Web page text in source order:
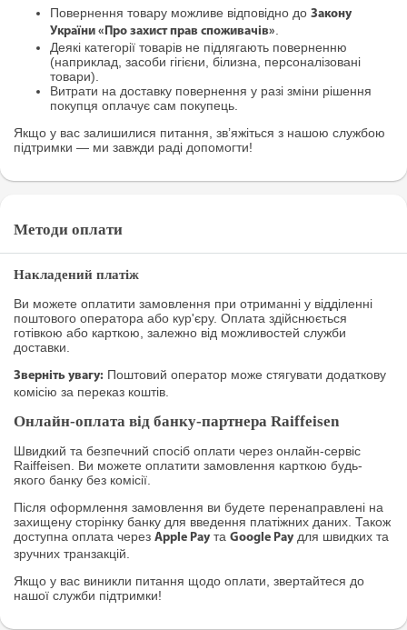
Повернення товару можливе відповідно до Закону
України «Про захист прав споживачів».
Деякі категорії товарів не підлягають поверненню
(наприклад, засоби гігієни, білизна, персоналізовані
товари).
Витрати на доставку повернення у разі зміни рішення
покупця оплачує сам покупець.
Якщо у вас залишилися питання, зв’яжіться з нашою службою
підтримки — ми завжди раді допомогти!
Методи оплати
Накладений платіж
Ви можете оплатити замовлення при отриманні у відділенні
поштового оператора або кур'єру. Оплата здійснюється
готівкою або карткою, залежно від можливостей служби
доставки.
Зверніть увагу: Поштовий оператор може стягувати додаткову
комісію за переказ коштів.
Онлайн-оплата від банку-партнера Raiffeisen
Швидкий та безпечний спосіб оплати через онлайн-сервіс
Raiffeisen. Ви можете оплатити замовлення карткою будь-
якого банку без комісії.
Після оформлення замовлення ви будете перенаправлені на
захищену сторінку банку для введення платіжних даних. Також
доступна оплата через Apple Pay та Google Pay для швидких та
зручних транзакцій.
Якщо у вас виникли питання щодо оплати, звертайтеся до
нашої служби підтримки!